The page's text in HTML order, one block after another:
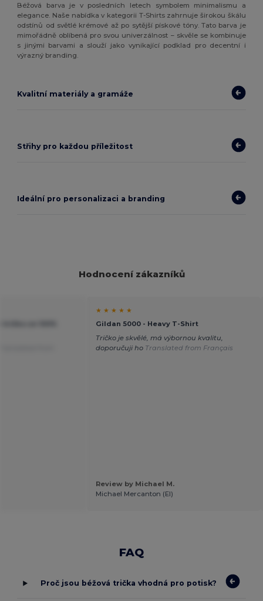
Béžová barva je v posledních letech symbolem minimalismu a
elegance. Naše nabídka v kategorii T-Shirts zahrnuje širokou škálu
odstínů od světlé krémové až po sytější pískové tóny. Tato barva je
mimořádně oblíbená pro svou univerzálnost – skvěle se kombinuje
s jinými barvami a slouží jako vynikající podklad pro decentní i
výrazný branding.
Kvalitní materiály a gramáže
Střihy pro každou příležitost
Ideální pro personalizaci a branding
Hodnocení zákazníků
★ ★ ★ ★ ★
Gildan 5000 - Heavy T-Shirt
Tričko je skvělé, má výbornou kvalitu,
doporučuji ho Translated from Français
Review by Michael M.
Michael Mercanton (EI)
FAQ
Proč jsou béžová trička vhodná pro potisk?